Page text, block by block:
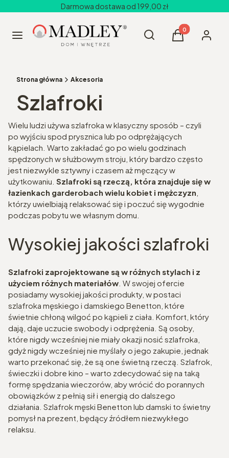
Darmowa dostawa od 199,00 zł
Menu Otwórz wyszukiwarkę
Szukaj Produkty w
Koszyk Zaloguj
Strona główna Akcesoria
Szlafroki
Wielu ludzi używa szlafroka w klasyczny sposób – czyli
po wyjściu spod prysznica lub po odprężających
kąpielach. Warto zakładać go po wielu godzinach
spędzonych w służbowym stroju, który bardzo często
jest niezwykle sztywny i czasem aż męczący w
użytkowaniu. Szlafroki są rzeczą, która znajduje się w
łazienkach garderobach wielu kobiet i mężczyzn
którzy uwielbiają relaksować się i poczuć się wygodnie
podczas pobytu we własnym domu.
Wysokiej jakości szlafroki
Szlafroki zaprojektowane są w różnych stylach i z
użyciem różnych materiałów . W swojej ofercie
posiadamy wysokiej jakości produkty, w postaci
szlafroka męskiego i damskiego Benetton, które
świetnie chłoną wilgoć po kąpieli z ciała. Komfort, który
dają, daje uczucie swobody i odprężenia. Są osoby,
które nigdy wcześniej nie miały okazji nosić szlafroka,
gdyż nigdy wcześniej nie myślały o jego zakupie, jednak
warto przekonać się, że są one świetną rzeczą. Szlafrok,
świeczki i dobre kino – warto zdecydować się na taką
formę spędzania wieczorów, aby wrócić do porannych
obowiązków z pełnią sił i energią do dalszego
działania. Szlafrok męski Benetton lub damski to świetny
pomysł na prezent, będący źródłem niezwykłego
relaksu.